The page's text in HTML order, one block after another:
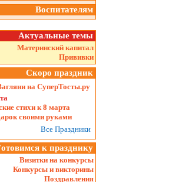
Воспитателям
Актуальные темы
Материнский капитал
Прививки
Скоро праздник
на СуперТосты.ру
стихи к 8 марта
своими руками
Все Праздники
к празднику
Визитки на конкурсы
Конкурсы и викторины
Поздравления